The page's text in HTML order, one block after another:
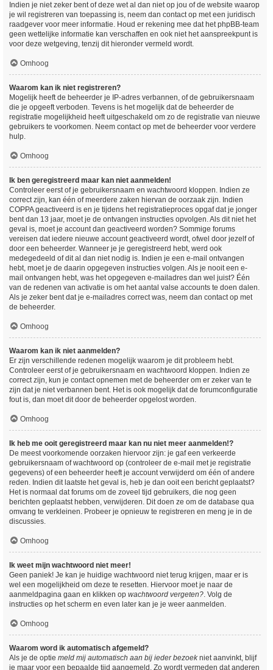
Indien je niet zeker bent of deze wet al dan niet op jou of de website waarop
je wil registreren van toepassing is, neem dan contact op met een juridisch
raadgever voor meer informatie. Houd er rekening mee dat het phpBB-team
geen wettelijke informatie kan verschaffen en ook niet het aanspreekpunt is
voor deze wetgeving, tenzij dit hieronder vermeld wordt.
Omhoog
Waarom kan ik niet registreren?
Mogelijk heeft de beheerder je IP-adres verbannen, of de gebruikersnaam
die je opgeeft verboden. Tevens is het mogelijk dat de beheerder de
registratie mogelijkheid heeft uitgeschakeld om zo de registratie van nieuwe
gebruikers te voorkomen. Neem contact op met de beheerder voor verdere
hulp.
Omhoog
Ik ben geregistreerd maar kan niet aanmelden!
Controleer eerst of je gebruikersnaam en wachtwoord kloppen. Indien ze
correct zijn, kan één of meerdere zaken hiervan de oorzaak zijn. Indien
COPPA geactiveerd is en je tijdens het registratieproces opgaf dat je jonger
bent dan 13 jaar, moet je de ontvangen instructies opvolgen. Als dit niet het
geval is, moet je account dan geactiveerd worden? Sommige forums
vereisen dat iedere nieuwe account geactiveerd wordt, ofwel door jezelf of
door een beheerder. Wanneer je je geregistreerd hebt, werd ook
medegedeeld of dit al dan niet nodig is. Indien je een e-mail ontvangen
hebt, moet je de daarin opgegeven instructies volgen. Als je nooit een e-
mail ontvangen hebt, was het opgegeven e-mailadres dan wel juist? Één
van de redenen van activatie is om het aantal valse accounts te doen dalen.
Als je zeker bent dat je e-mailadres correct was, neem dan contact op met
de beheerder.
Omhoog
Waarom kan ik niet aanmelden?
Er zijn verschillende redenen mogelijk waarom je dit probleem hebt.
Controleer eerst of je gebruikersnaam en wachtwoord kloppen. Indien ze
correct zijn, kun je contact opnemen met de beheerder om er zeker van te
zijn dat je niet verbannen bent. Het is ook mogelijk dat de forumconfiguratie
fout is, dan moet dit door de beheerder opgelost worden.
Omhoog
Ik heb me ooit geregistreerd maar kan nu niet meer aanmelden!?
De meest voorkomende oorzaken hiervoor zijn: je gaf een verkeerde
gebruikersnaam of wachtwoord op (controleer de e-mail met je registratie
gegevens) of een beheerder heeft je account verwijderd om één of andere
reden. Indien dit laatste het geval is, heb je dan ooit een bericht geplaatst?
Het is normaal dat forums om de zoveel tijd gebruikers, die nog geen
berichten geplaatst hebben, verwijderen. Dit doen ze om de database qua
omvang te verkleinen. Probeer je opnieuw te registreren en meng je in de
discussies.
Omhoog
Ik weet mijn wachtwoord niet meer!
Geen paniek! Je kan je huidige wachtwoord niet terug krijgen, maar er is
wel een mogelijkheid om deze te resetten. Hiervoor moet je naar de
aanmeldpagina gaan en klikken op wachtwoord vergeten?. Volg de
instructies op het scherm en even later kan je je weer aanmelden.
Omhoog
Waarom word ik automatisch afgemeld?
Als je de optie meld mij automatisch aan bij ieder bezoekniet aanvinkt, blijf
je maar voor een bepaalde tijd aangemeld. Zo wordt vermeden dat anderen